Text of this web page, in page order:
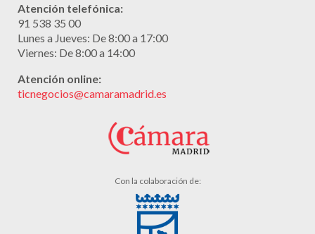
Atención telefónica:
91 538 35 00
Lunes a Jueves: De 8:00 a 17:00
Viernes: De 8:00 a 14:00
Atención online:
ticnegocios@camaramadrid.es
Con la colaboración de: